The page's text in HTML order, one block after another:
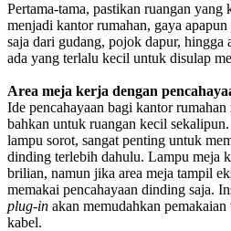
Pertama-tama, pastikan ruangan
menjadi kantor rumahan, gaya
saja dari gudang, pojok dapur, hingga
ada yang terlalu kecil untuk disulap
Area meja kerja dengan
Ide pencahayaan bagi kantor
bahkan untuk ruangan kecil
lampu sorot, sangat penting untuk
dinding terlebih dahulu. Lampu meja
brilian, namun jika area meja tampil
memakai pencahayaan dinding saja.
plug-in akan memudahkan
kabel.